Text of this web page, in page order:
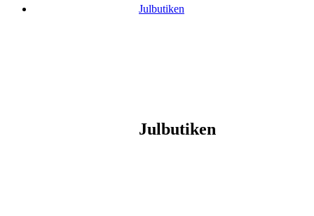
Julbutiken
Julbutiken